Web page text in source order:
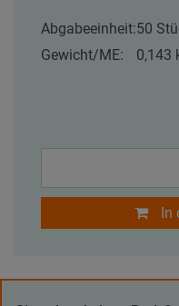
Abgabeeinheit:50
Gewicht/ME:
0,143